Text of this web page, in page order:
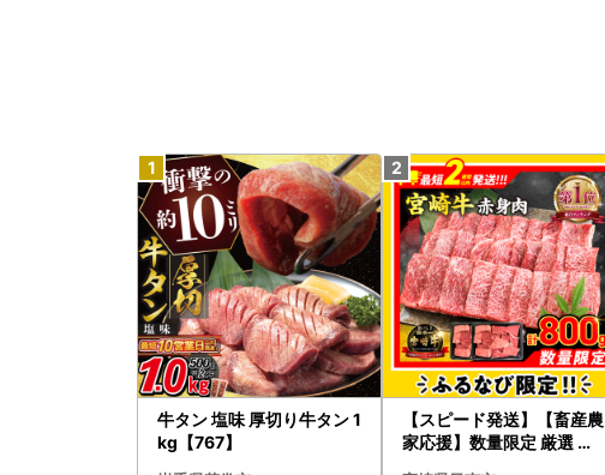
牛タン 塩味 厚切り牛タン 1
kg【767】
【スピード発送】【畜産農
家応援】数量限定 厳選 宮